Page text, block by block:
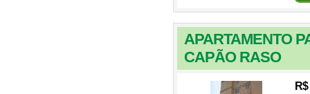
APARTAMENTO
CAPÃO RASO